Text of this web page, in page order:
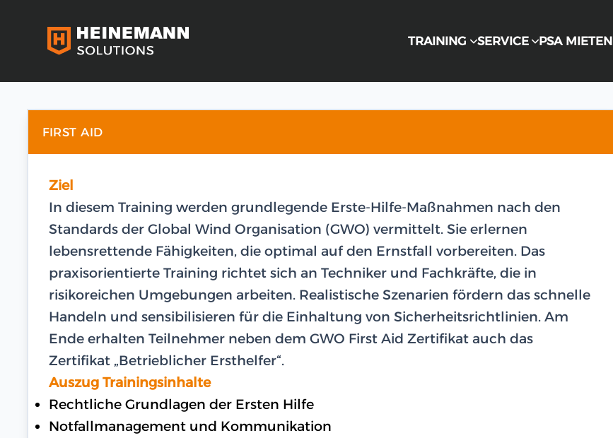
TRAINING
SERVICE PSA MIETEN
FIRST AID
Ziel
In diesem Training werden grundlegende Erste-Hilfe-Maßnahmen nach den
Standards der Global Wind Organisation (GWO) vermittelt. Sie erlernen
lebensrettende Fähigkeiten, die optimal auf den Ernstfall vorbereiten. Das
praxisorientierte Training richtet sich an Techniker und Fachkräfte, die in
risikoreichen Umgebungen arbeiten. Realistische Szenarien fördern das schnelle
Handeln und sensibilisieren für die Einhaltung von Sicherheitsrichtlinien. Am
Ende erhalten Teilnehmer neben dem GWO First Aid Zertifikat auch das
Zertifikat „Betrieblicher Ersthelfer“.
Auszug Trainingsinhalte
Rechtliche Grundlagen der Ersten Hilfe
Notfallmanagement und Kommunikation